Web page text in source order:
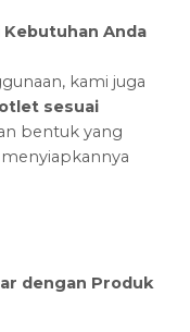
Anda
kami juga
sesuai
bentuk yang
dengan Produk